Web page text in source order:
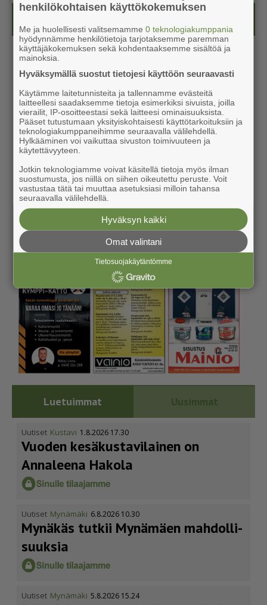
Luetuimmat Uusimmat
Uutiset Kustavi 1.8.2026 17.30
Vuoden kesäkus­ta­vi­lainen on
Annaleena Hakola
Uutiset Mynämäki 6.8.2026 10.30
Mynäkäs tutkii Mynämäen mahdol­li­
suuksia
Uutiset Mynämäki 5.8.2026 15.24
henkilökohtaisen käyttökokemuksen
Me ja huolellisesti valitsemamme0 teknologiakumppania
hyödynnämme henkilötietoja tarjotaksemme paremman
käyttäjäkokemuksen sekä kohdentaaksemme sisältöä ja
mainoksia.
Hyväksymällä suostut tietojesi käyttöön seuraavasti
Käytämme laitetunnisteita ja tallennamme evästeitä
laitteellesi saadaksemme tietoja esimerkiksi sivuista, joilla
vierailit, IP-osoitteestasi sekä laitteesi ominaisuuksista.
Pääset tutustumaan yksityiskohtaisesti käyttötarkoituksiin ja
teknologiakumppaneihimme seuraavalla välilehdellä.
Hylkääminen voi vaikuttaa sivuston toimivuuteen ja
käytettävyyteen.
Jotkin teknologiamme voivat käsitellä tietoja myös ilman
suostumusta, jos niillä on siihen oikeutettu peruste. Voit
vastustaa tätä tai muuttaa asetuksiasi milloin tahansa
seuraavalla välilehdellä.
Hyväksyn kaikki
Omat valintani
Tietosuojakäytäntömme